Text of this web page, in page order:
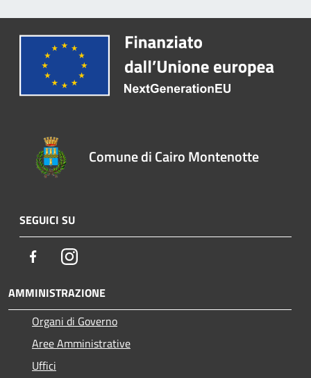
Comune di Cairo Montenotte
SEGUICI SU
FacebookInstagram
AMMINISTRAZIONE
Organi di Governo
Aree Amministrative
Uffici